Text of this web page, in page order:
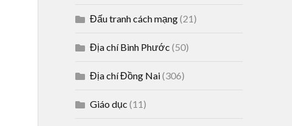
Đấu tranh cách mạng(21)
Địa chí Bình Phước (50)
Địa chí Đồng Nai(306)
Giáo dục (11)